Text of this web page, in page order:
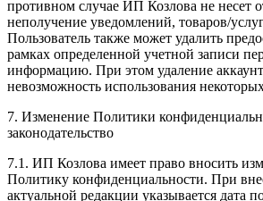
противном случае ИП Козлова не несет
неполучение уведомлений, товаров/
Пользователь также может удалить
рамках определенной учетной записи
информацию. При этом удаление
невозможность использования
7. Изменение Политики
законодательство
7.1. ИП Козлова имеет право вносить
Политику конфиденциальности. При
актуальной редакции указывается дата